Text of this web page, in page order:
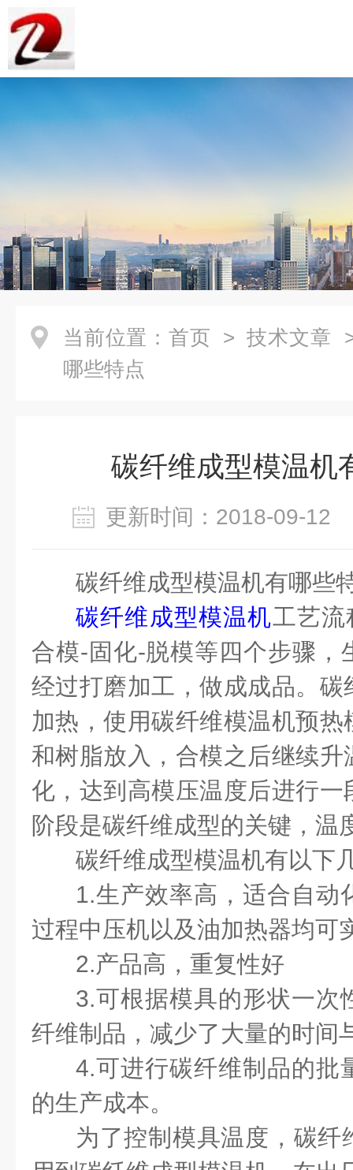
当前位置： 首页 > 技术文章
哪些特点
碳纤维成型模温机
更新时间：2018-09-
碳纤维成型模温机有哪些
碳纤维成型模温机工艺流
合模-固化-脱模等四个步骤，
经过打磨加工，做成成品。
加热，使用碳纤维模温机预
和树脂放入，合模之后继续
化，达到高模压温度后进行
阶段是碳纤维成型的关键，温
碳纤维成型模温机有以下
1.生产效率高，适合自动
过程中压机以及油加热器均可
2.产品高，重复性好
3.可根据模具的形状一次
纤维制品，减少了大量的时间
4.可进行碳纤维制品的批
的生产成本。
为了控制模具温度，碳纤